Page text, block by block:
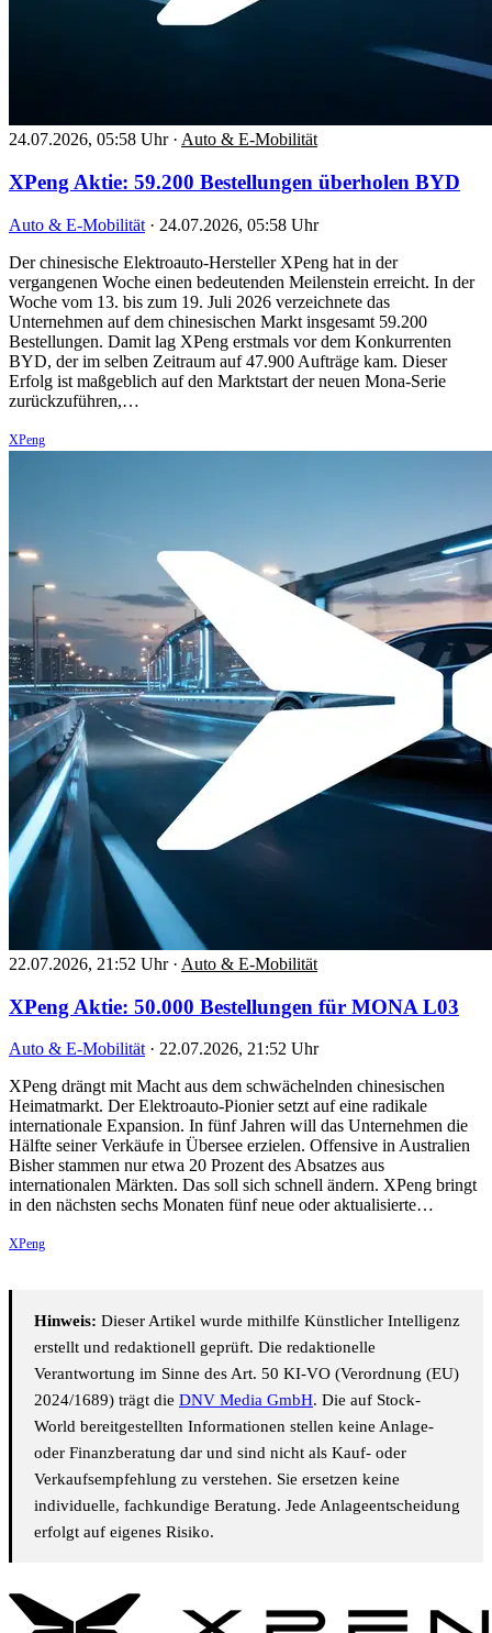
24.07.2026, 05:58 Uhr · Auto & E-Mobilität
XPeng Aktie: 59.200 Bestellungen überholen BYD
Auto & E-Mobilität · 24.07.2026, 05:58 Uhr
Der chinesische Elektroauto-Hersteller XPeng hat in der
vergangenen Woche einen bedeutenden Meilenstein erreicht. In der
Woche vom 13. bis zum 19. Juli 2026 verzeichnete das
Unternehmen auf dem chinesischen Markt insgesamt 59.200
Bestellungen. Damit lag XPeng erstmals vor dem Konkurrenten
BYD, der im selben Zeitraum auf 47.900 Aufträge kam. Dieser
Erfolg ist maßgeblich auf den Marktstart der neuen Mona-Serie
zurückzuführen,…
XPeng
22.07.2026, 21:52 Uhr · Auto & E-Mobilität
XPeng Aktie: 50.000 Bestellungen für MONA L03
Auto & E-Mobilität · 22.07.2026, 21:52 Uhr
XPeng drängt mit Macht aus dem schwächelnden chinesischen
Heimatmarkt. Der Elektroauto-Pionier setzt auf eine radikale
internationale Expansion. In fünf Jahren will das Unternehmen die
Hälfte seiner Verkäufe in Übersee erzielen. Offensive in Australien
Bisher stammen nur etwa 20 Prozent des Absatzes aus
internationalen Märkten. Das soll sich schnell ändern. XPeng bringt
in den nächsten sechs Monaten fünf neue oder aktualisierte…
XPeng
Hinweis: Dieser Artikel wurde mithilfe Künstlicher Intelligenz
erstellt und redaktionell geprüft. Die redaktionelle
Verantwortung im Sinne des Art. 50 KI-VO (Verordnung (EU)
2024/1689) trägt die DNV Media GmbH. Die auf Stock-
World bereitgestellten Informationen stellen keine Anlage-
oder Finanzberatung dar und sind nicht als Kauf- oder
Verkaufsempfehlung zu verstehen. Sie ersetzen keine
individuelle, fachkundige Beratung. Jede Anlageentscheidung
erfolgt auf eigenes Risiko.